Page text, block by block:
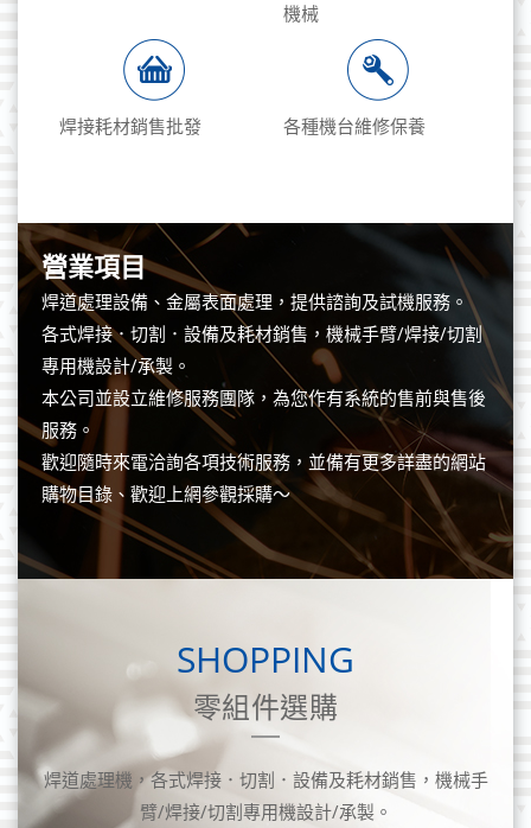
機械
焊接耗材銷售批發 各種機台維修保養
營業項目
焊道處理設備、金屬表面處理，提供諮詢及試機服務。
各式焊接．切割．設備及耗材銷售，機械手臂/焊接/切割
專用機設計/承製。
本公司並設立維修服務團隊，為您作有系統的售前與售後
服務。
歡迎隨時來電洽詢各項技術服務，並備有更多詳盡的網站
購物目錄、歡迎上網參觀採購～
SHOPPING
零組件選購
焊道處理機，各式焊接．切割．設備及耗材銷售，機械手
臂/焊接/切割專用機設計/承製。